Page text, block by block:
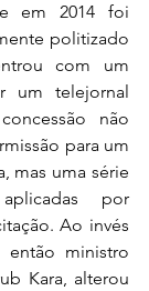
em 2014 foi
politizado
com um
um telejornal
não
para um
mas uma série
por
Ao invés
então ministro
Kara, alterou